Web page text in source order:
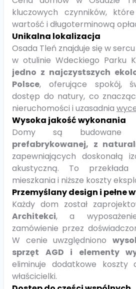
kluczowych czynników,
wartość i długoterminową
Unikalna lokalizacja
Osada Tleń znajduje się w
w otulinie Wdeckiego Parku
jedno z najczystszych
Polsce, oferujące spokój,
dostęp do natury, co
nieruchomości i uzasadnia
Wysoka jakość wykonania
Domy są
prefabrykowanej, z
zapewniających doskonałą
akustyczną. To
mieszkania i niższe koszty
Przemyślany design i pełne
Każdy dom został
Architekci, a
zamówienie przez
W cenie uwzględniono
sprzęt AGD i elementy
eliminuje dodatkowe koszty
właścicielki.